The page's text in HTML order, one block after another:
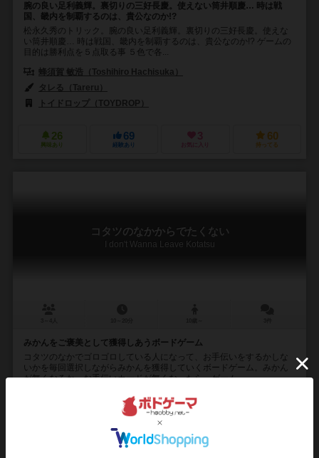
腕の良い足利義輝。裏切りの三好長慶。使えない筒井順慶… 時は戦
国、畿内を制覇するのは、貴公なのか!?
松永久秀のトリック。腕の良い足利義輝。裏切りの三好長慶。使えな
い筒井順慶… 時は戦国、畿内を制覇するのは、貴公なのか!? ゲームの
目的は勝利点を５点取る事 ５色で各...
蜂須賀 敏浩（Toshihiro Hachisuka）
タレる（Tareru）
トイドロップ（TOYDROP）
26
興味あり
69
経験あり
3
お気に入り
60
持ってる
コタツのなかからでたくない
I don't Wanna Leave Kotatsu
みかんをご褒美として獲得しあうボードゲーム
コタツのなかでゴロゴロしている人になって、お手伝いをするかしな
いかを毎回選択しながらみかんを獲得していくボードゲーム。みかん
が無くなるか、お手伝いカードが無くなったら、ゲーム...
シメシメゲームズ（Shime-shime games）